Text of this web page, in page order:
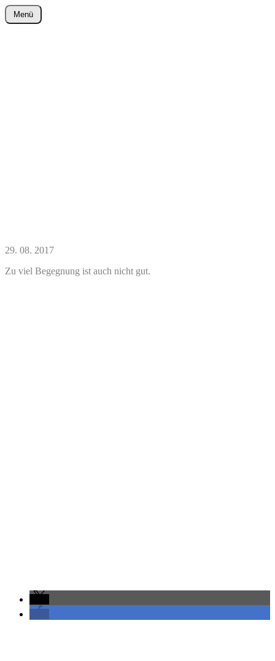
wurster-cartoon-blog.de
Menü
Zum
Inhalt
29. 08. 2017
Zu viel Begegnung ist auch nicht gut.